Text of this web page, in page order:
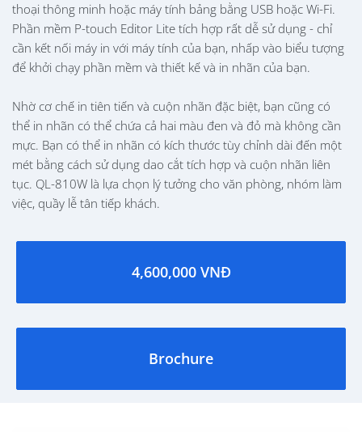
thoại thông minh hoặc máy tính bảng bằng USB hoặc Wi-Fi.
Phần mềm P-touch Editor Lite tích hợp rất dễ sử dụng - chỉ
cần kết nối máy in với máy tính của bạn, nhấp vào biểu tượng
để khởi chạy phần mềm và thiết kế và in nhãn của bạn.
Nhờ cơ chế in tiên tiến và cuộn nhãn đặc biệt, bạn cũng có
thể in nhãn có thể chứa cả hai màu đen và đỏ mà không cần
mực. Bạn có thể in nhãn có kích thước tùy chỉnh dài đến một
mét bằng cách sử dụng dao cắt tích hợp và cuộn nhãn liên
tục. QL-810W là lựa chọn lý tưởng cho văn phòng, nhóm làm
việc, quầy lễ tân tiếp khách.
4,600,000 VNĐ
Brochure